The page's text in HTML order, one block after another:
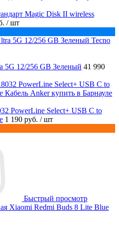
Magic Disk II wireless
/ шт
5G 12/256 GB Зеленый 41 990
PowerLine Select+ USB C to
1 190 руб. / шт
Быстрый просмотр
Xiaomi Redmi Buds 8 Lite Blue